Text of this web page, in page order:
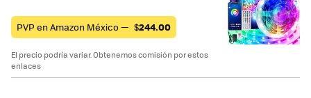
PVP en Amazon México — $244.00
El precio podría variar. Obtenemos comisión por estos
enlaces